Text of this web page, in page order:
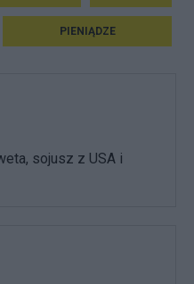
PIENIĄDZE
sojusz z USA i